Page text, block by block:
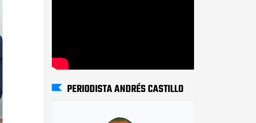
PERIODISTA ANDRÉS CASTILLO